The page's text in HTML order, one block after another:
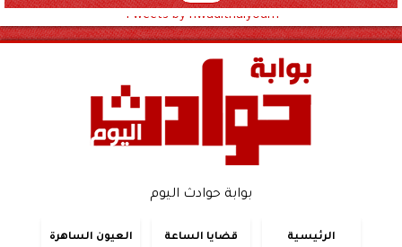
Tweets by hwadithalyoum
بوابة حوادث اليوم
الرئيسية قضايا الساعة العيون الساهرة